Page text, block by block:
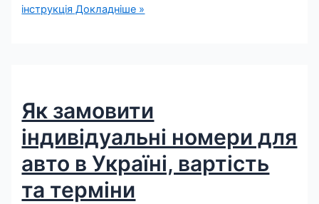
інструкція Докладніше »
Як замовити
індивідуальні номери для
авто в Україні, вартість
та терміни